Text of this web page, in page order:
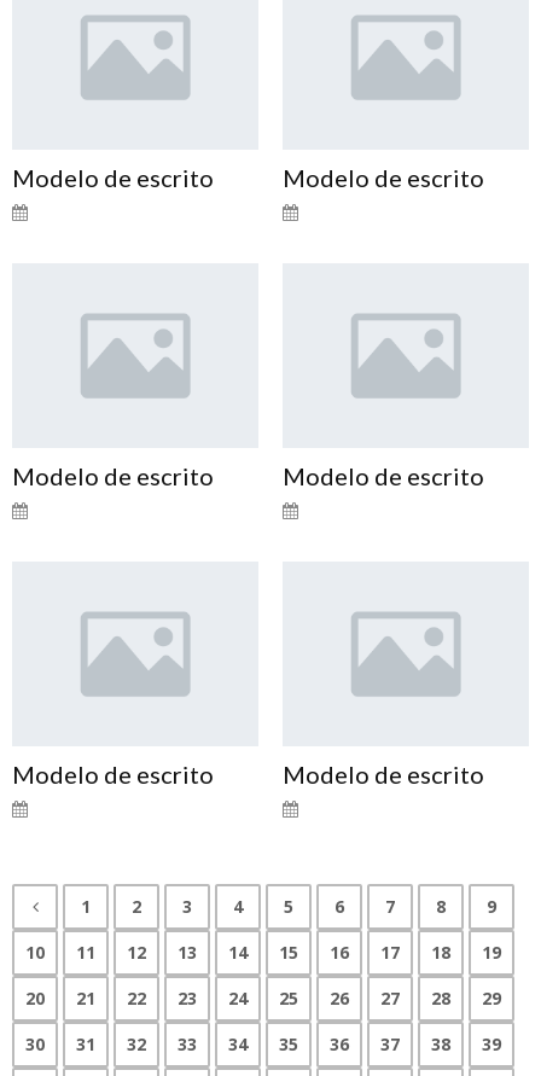
Modelo de escrito Modelo de escrito
Modelo de escrito Modelo de escrito
Modelo de escrito Modelo de escrito
1 2 3 4 5 6 7 8
9
10
11 12 13 14 15 16 17 18
19
20
21 22 23 24 25 26 27 28
29
30
31 32 33 34 35 36 37 38
39